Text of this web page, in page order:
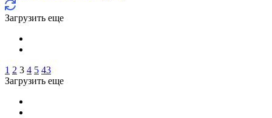
Загрузить еще
1 2 3 4 5 43
Загрузить еще